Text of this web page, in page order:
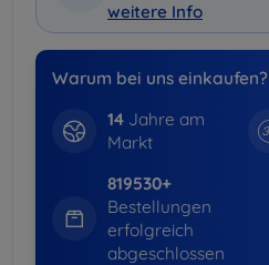
weitere Info
Warum bei uns einkaufen?
14Jahre am
Markt
819530+
Bestellungen
erfolgreich
abgeschlossen